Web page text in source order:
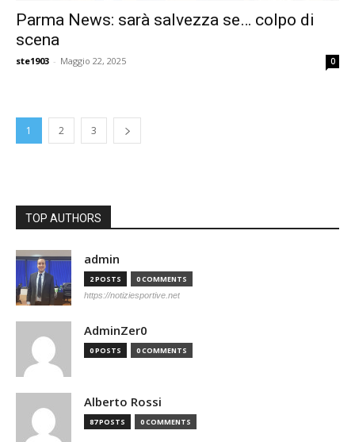
Parma News: sarà salvezza se… colpo di
scena
ste1903 - Maggio 22, 2025 0
1 2 3
TOP AUTHORS
admin
2 POSTS 0 COMMENTS
https://notiziesportive.net
AdminZer0
0 POSTS 0 COMMENTS
Alberto Rossi
87 POSTS 0 COMMENTS